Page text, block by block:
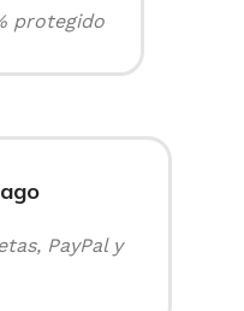
protegido
PayPal y